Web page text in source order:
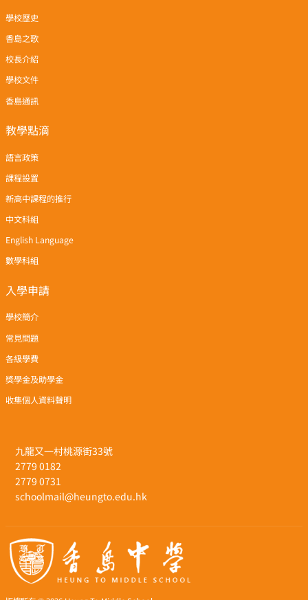
九龍又一村桃源街33號
2779 0182
2779 0731
schoolmail@heungto.edu.hk
學校歷史
香島之歌
校長介紹
學校文件
香島通訊
教學點滴
語言政策
課程設置
新高中課程的推行
中文科組
English Language
數學科組
入學申請
學校簡介
常見問題
各級學費
獎學金及助學金
收集個人資料聲明